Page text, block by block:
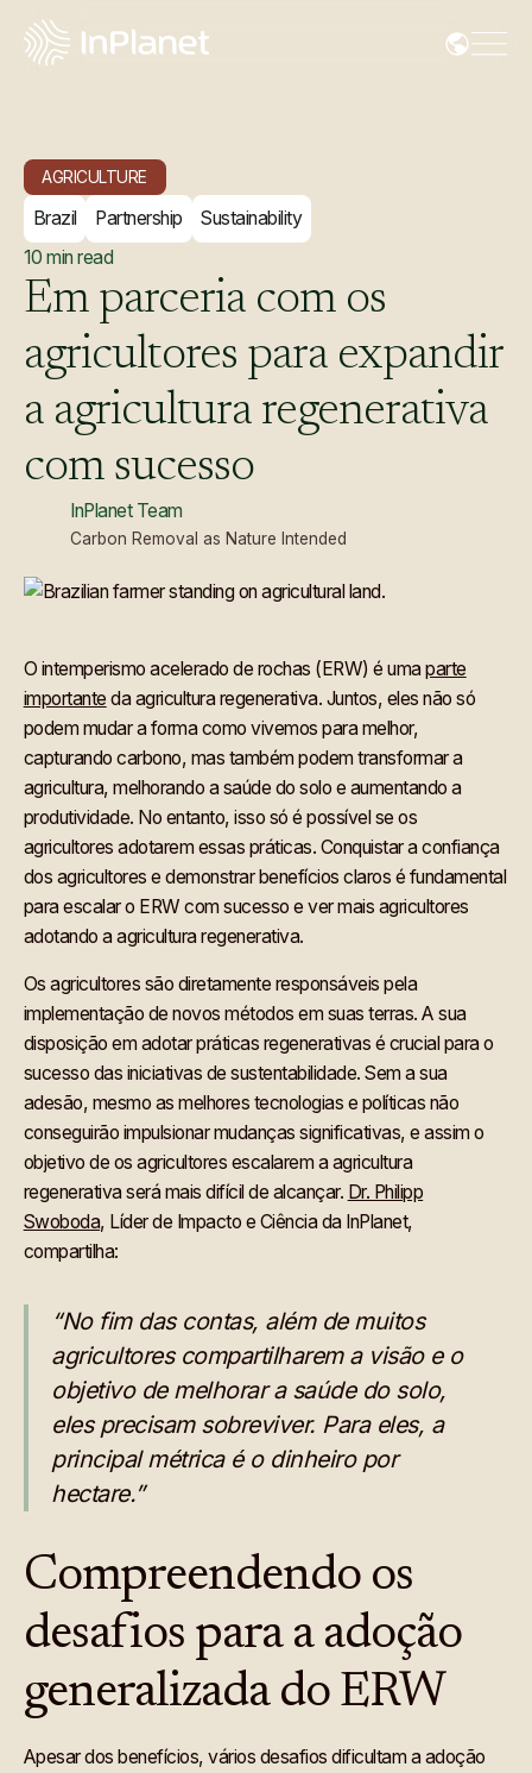
AGRICULTURE
Brazil Partnership
Sustainability
10 min read
Em parceria com os
agricultores para expandir
a agricultura regenerativa
com sucesso
InPlanet Team
Carbon Removal as Nature Intended
O intemperismo acelerado de rochas (ERW) é umaparte
importante da agricultura regenerativa. Juntos, eles não só
podem mudar a forma como vivemos para melhor,
capturando carbono, mas também podem transformar a
agricultura, melhorando a saúde do solo e aumentando a
produtividade. No entanto, isso só é possível se os
agricultores adotarem essas práticas. Conquistar a confiança
dos agricultores e demonstrar benefícios claros é fundamental
para escalar o ERW com sucesso e ver mais agricultores
adotando a agricultura regenerativa.
Os agricultores são diretamente responsáveis pela
implementação de novos métodos em suas terras. A sua
disposição em adotar práticas regenerativas é crucial para o
sucesso das iniciativas de sustentabilidade. Sem a sua
adesão, mesmo as melhores tecnologias e políticas não
conseguirão impulsionar mudanças significativas, e assim o
objetivo de os agricultores escalarem a agricultura
regenerativa será mais difícil de alcançar. Dr. Philipp
Swoboda, Líder de Impacto e Ciência da InPlanet,
compartilha:
“No fim das contas, além de muitos
agricultores compartilharem a visão e o
objetivo de melhorar a saúde do solo,
eles precisam sobreviver. Para eles, a
principal métrica é o dinheiro por
hectare.”
Compreendendo os
desafios para a adoção
generalizada do ERW
Apesar dos benefícios, vários desafios dificultam a adoção